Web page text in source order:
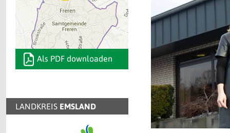
Als PDF downloaden
LANDKREIS EMSLAND